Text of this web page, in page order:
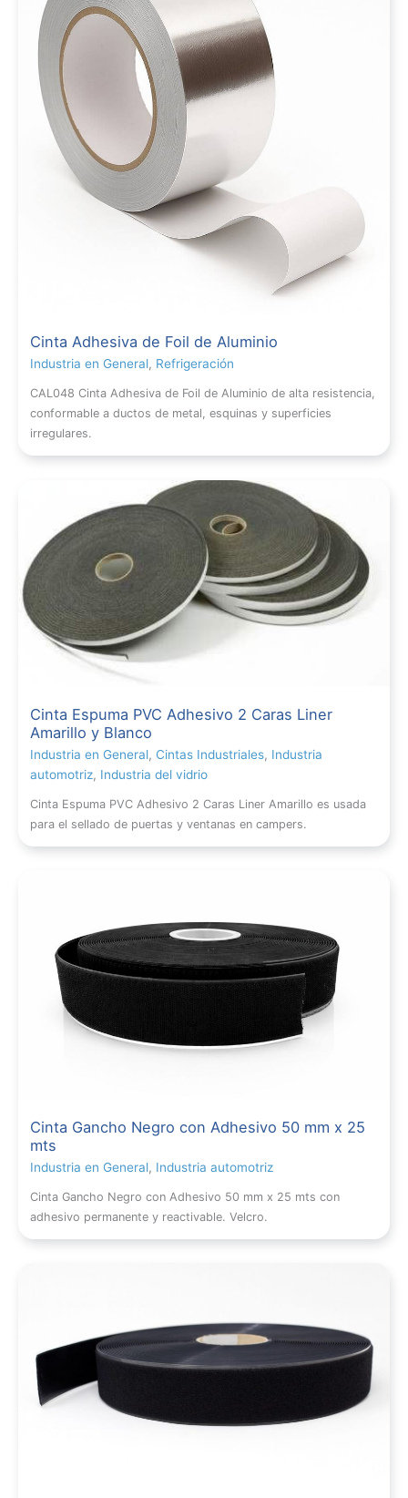
Cinta Adhesiva de Foil de Aluminio
Industria en General, Refrigeración
CAL048 Cinta Adhesiva de Foil de Aluminio de alta resistencia,
conformable a ductos de metal, esquinas y superficies
irregulares.
Cinta Espuma PVC Adhesivo 2 Caras Liner
Amarillo y Blanco
Industria en General, Cintas Industriales, Industria
automotriz, Industria del vidrio
Cinta Espuma PVC Adhesivo 2 Caras Liner Amarillo es usada
para el sellado de puertas y ventanas en campers.
Cinta Gancho Negro con Adhesivo 50 mm x 25
mts
Industria en General, Industria automotriz
Cinta Gancho Negro con Adhesivo 50 mm x 25 mts con
adhesivo permanente y reactivable. Velcro.